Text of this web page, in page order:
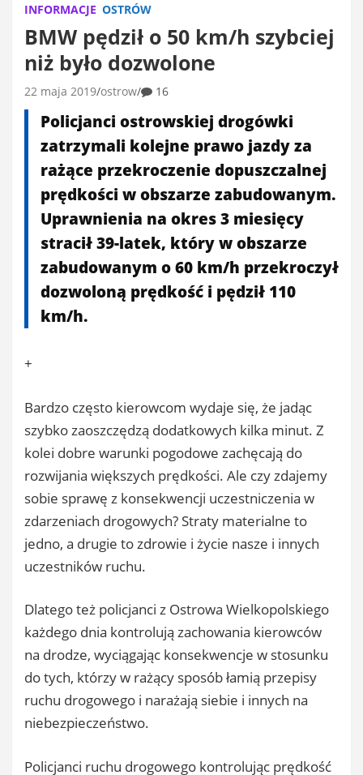
INFORMACJE OSTRÓW
BMW pędził o 50 km/h szybciej
niż było dozwolone
22 maja 2019 ostrow 16
Policjanci ostrowskiej drogówki
zatrzymali kolejne prawo jazdy za
rażące przekroczenie dopuszczalnej
prędkości w obszarze zabudowanym.
Uprawnienia na okres 3 miesięcy
stracił 39-latek, który w obszarze
zabudowanym o 60 km/h przekroczył
dozwoloną prędkość i pędził 110
km/h.
+
Bardzo często kierowcom wydaje się, że jadąc
szybko zaoszczędzą dodatkowych kilka minut. Z
kolei dobre warunki pogodowe zachęcają do
rozwijania większych prędkości. Ale czy zdajemy
sobie sprawę z konsekwencji uczestniczenia w
zdarzeniach drogowych? Straty materialne to
jedno, a drugie to zdrowie i życie nasze i innych
uczestników ruchu.
Dlatego też policjanci z Ostrowa Wielkopolskiego
każdego dnia kontrolują zachowania kierowców
na drodze, wyciągając konsekwencje w stosunku
do tych, którzy w rażący sposób łamią przepisy
ruchu drogowego i narażają siebie i innych na
niebezpieczeństwo.
Policjanci ruchu drogowego kontrolując prędkość